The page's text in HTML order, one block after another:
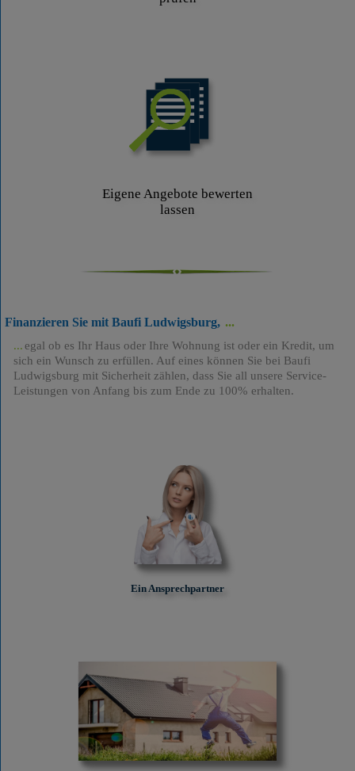
Eigene Angebote bewerten
lassen
Finanzieren Sie mit Baufi Ludwigsburg,
egal ob es Ihr Haus oder Ihre Wohnung ist oder ein Kredit, um
sich ein Wunsch zu erfüllen. Auf eines können Sie bei Baufi
Ludwigsburg mit Sicherheit zählen, dass Sie all unsere Service-
Leistungen von Anfang bis zum Ende zu 100% erhalten.
Ein Ansprechpartner